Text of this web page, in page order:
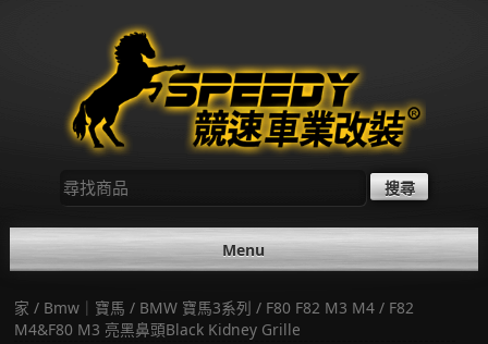
尋
找：
Menu
家 / Bmw｜寶馬 / BMW 寶馬3系列 / F80 F82 M3 M4/ F82
M4&F80 M3 亮黑鼻頭Black Kidney Grille